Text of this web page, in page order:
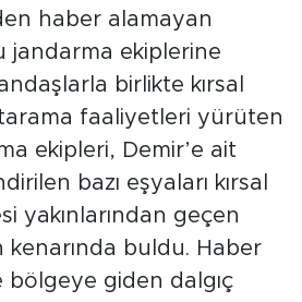
haber alamayan
jandarma ekiplerine
birlikte kırsal
faaliyetleri yürüten
ekipleri, Demir’e ait
bazı eşyaları kırsal
yakınlarından geçen
kenarında buldu. Haber
bölgeye giden dalgıç